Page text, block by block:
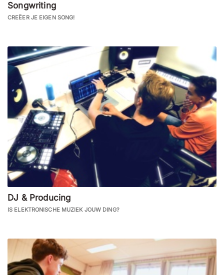
Songwriting
CREËER JE EIGEN SONG!
DJ & Producing
IS ELEKTRONISCHE MUZIEK JOUW DING?